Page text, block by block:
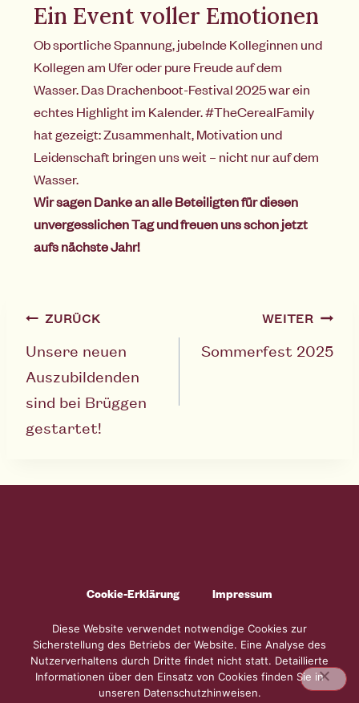
Ein Event voller Emotionen
Ob sportliche Spannung, jubelnde Kolleginnen und
Kollegen am Ufer oder pure Freude auf dem
Wasser. Das Drachenboot-Festival 2025 war ein
echtes Highlight im Kalender. #TheCerealFamily
hat gezeigt: Zusammenhalt, Motivation und
Leidenschaft bringen uns weit – nicht nur auf dem
Wasser.
Wir sagen Danke an alle Beteiligten für diesen
unvergesslichen Tag und freuen uns schon jetzt
aufs nächste Jahr!
ZURÜCK
Unsere neuen
Auszubildenden
sind bei Brüggen
gestartet!
WEITER
Sommerfest 2025
Cookie-Erklärung
Impressum
Datenschutzbestimmungen
Diese Website verwendet notwendige Cookies zur
Sicherstellung des Betriebs der Website. Eine Analyse des
Nutzerverhaltens durch Dritte findet nicht statt. Detaillierte
Informationen über den Einsatz von Cookies finden Sie in
unseren Datenschutzhinweisen.